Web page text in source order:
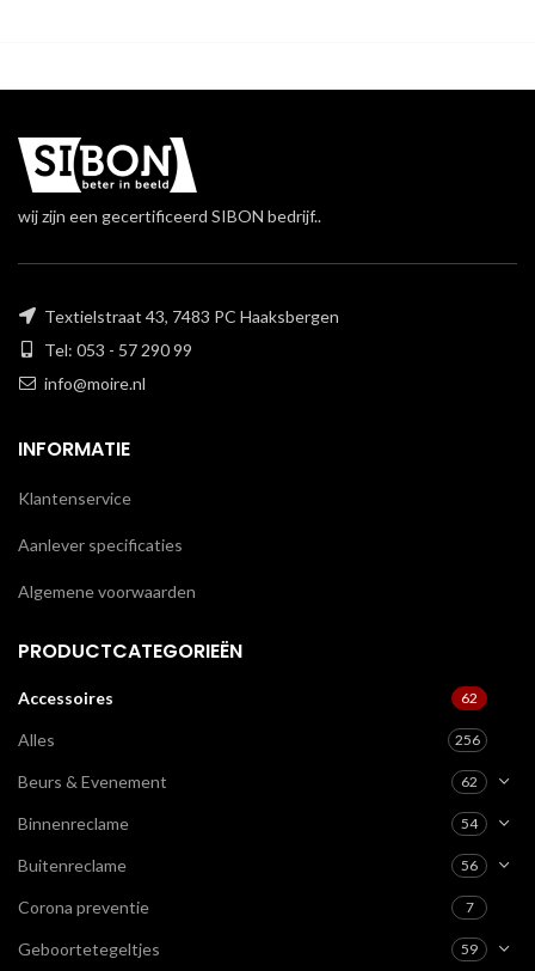
wij zijn een gecertificeerd SIBON bedrijf..
Textielstraat 43, 7483 PC Haaksbergen
Tel: 053 - 57 290 99
info@moire.nl
INFORMATIE
Klantenservice
Aanlever specificaties
Algemene voorwaarden
PRODUCTCATEGORIEËN
Accessoires 62
Alles 256
Beurs & Evenement 62
Binnenreclame 54
Buitenreclame 56
Corona preventie 7
Geboortetegeltjes 59